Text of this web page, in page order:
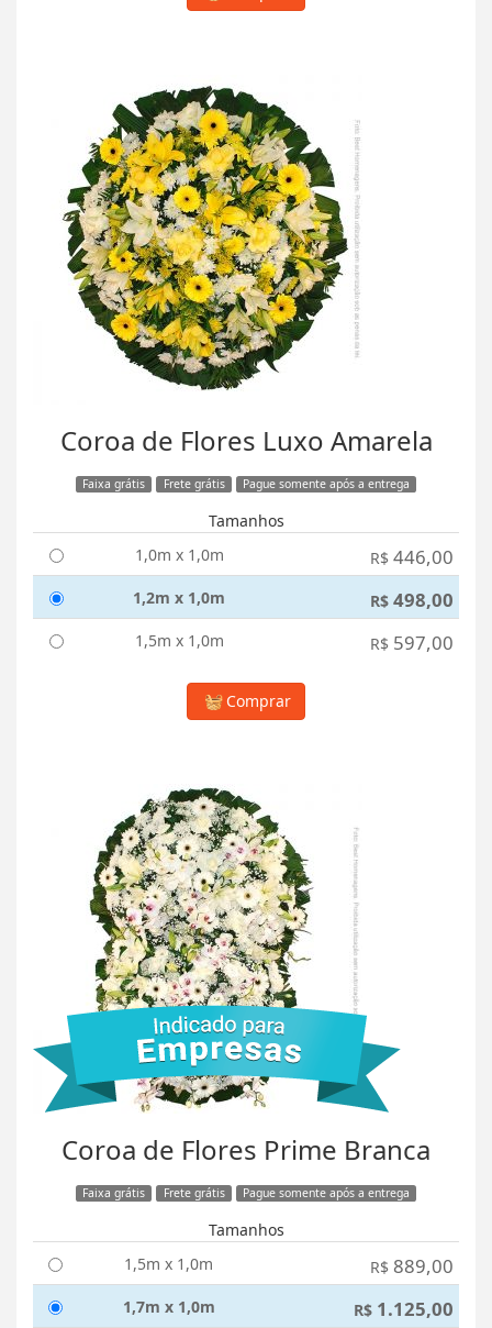
Coroa de Flores Luxo Amarela
Faixa grátis Frete grátis Pague somente após a entrega
Tamanhos
1,0m x 1,0m
R$ 446,00
1,2m x 1,0m R$ 498,00
1,5m x 1,0m R$ 597,00
Comprar
Coroa de Flores Prime Branca
Faixa grátis Frete grátis Pague somente após a entrega
Tamanhos
1,5m x 1,0m
R$ 889,00
1,7m x 1,0m R$ 1.125,00